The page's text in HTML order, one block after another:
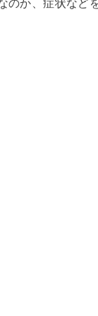
のか、症状など